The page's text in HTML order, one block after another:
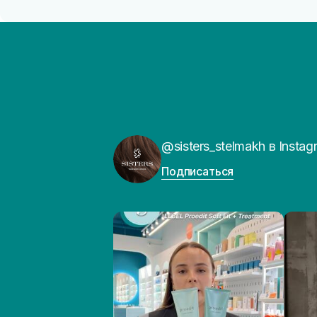
@sisters_stelmakh в
Подписаться